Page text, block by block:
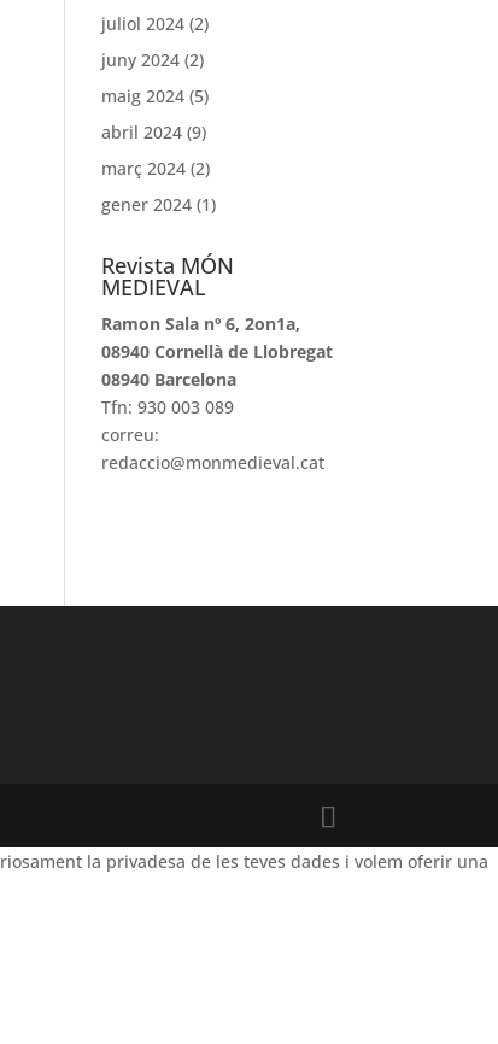
juliol 2024 (2)
juny 2024 (2)
maig 2024 (5)
abril 2024 (9)
març 2024 (2)
gener 2024 (1)
Revista MÓN
MEDIEVAL
Ramon Sala nº 6, 2on1a,
08940 Cornellà de Llobregat
08940 Barcelona
Tfn: 930 003 089
correu:
redaccio@monmedieval.cat
la privadesa de les teves dades i volem oferir una